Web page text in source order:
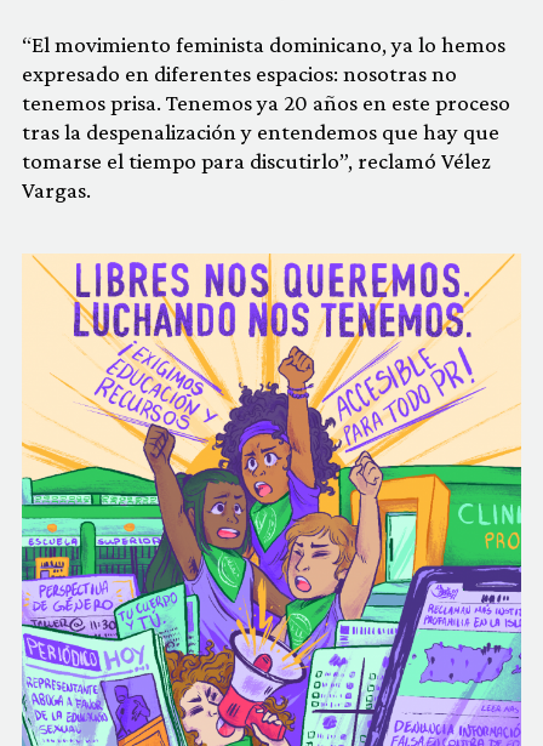
“El movimiento feminista dominicano, ya lo hemos
expresado en diferentes espacios: nosotras no
tenemos prisa. Tenemos ya 20 años en este proceso
tras la despenalización y entendemos que hay que
tomarse el tiempo para discutirlo”, reclamó Vélez
Vargas.